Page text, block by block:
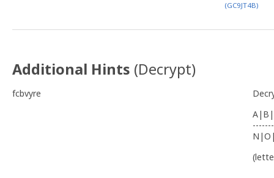
(GC9JT4B)
Additional Hints (Decrypt)
fcbvyre